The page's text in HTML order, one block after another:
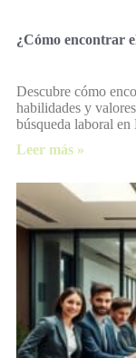
¿Cómo encontrar
Descubre cómo
habilidades y
búsqueda laboral en
Leer más »